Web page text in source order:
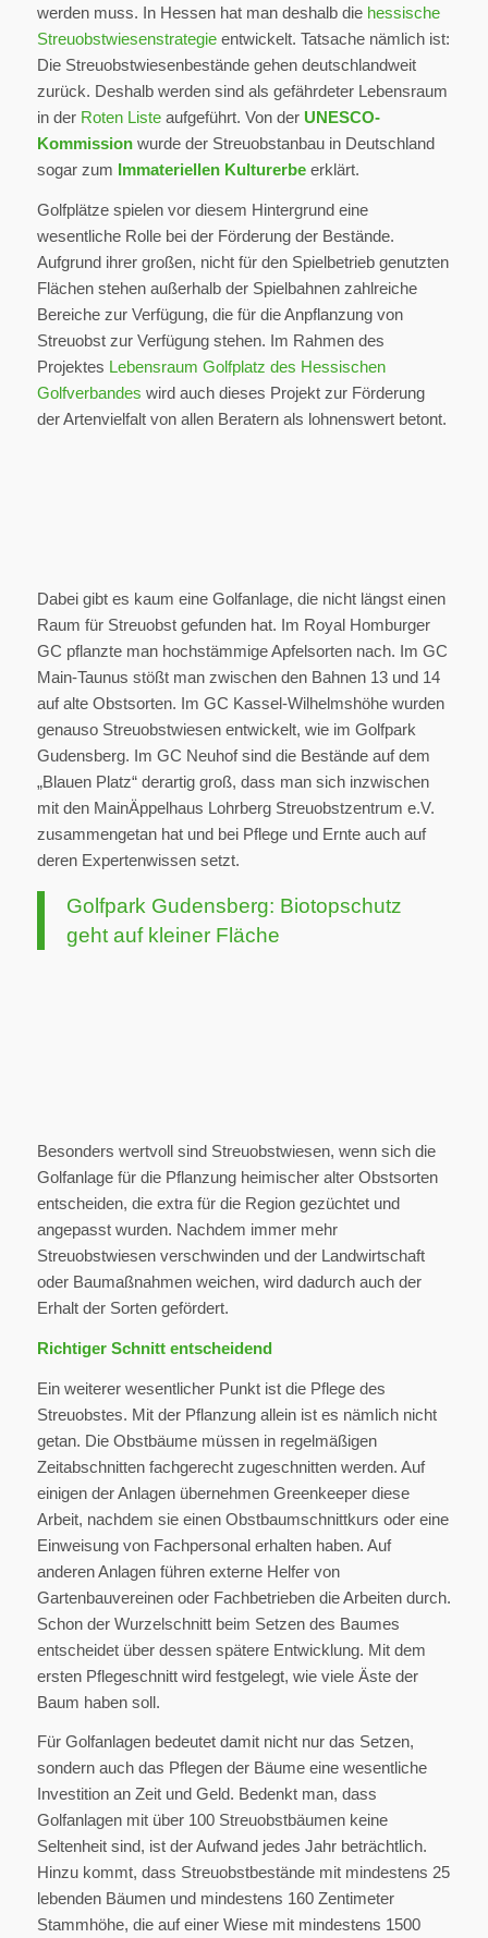
werden muss. In Hessen hat man deshalb die hessische
Streuobstwiesenstrategieentwickelt. Tatsache nämlich ist:
Die Streuobstwiesenbestände gehen deutschlandweit
zurück. Deshalb werden sind als gefährdeter Lebensraum
in der Roten Listeaufgeführt. Von der UNESCO-
Kommissionwurde der Streuobstanbau in Deutschland
sogar zum Immateriellen Kulturerbeerklärt.
Golfplätze spielen vor diesem Hintergrund eine
wesentliche Rolle bei der Förderung der Bestände.
Aufgrund ihrer großen, nicht für den Spielbetrieb genutzten
Flächen stehen außerhalb der Spielbahnen zahlreiche
Bereiche zur Verfügung, die für die Anpflanzung von
Streuobst zur Verfügung stehen. Im Rahmen des
Projektes Lebensraum Golfplatz des Hessischen
Golfverbandes wird auch dieses Projekt zur Förderung
der Artenvielfalt von allen Beratern als lohnenswert betont.
Dabei gibt es kaum eine Golfanlage, die nicht längst einen
Raum für Streuobst gefunden hat. Im Royal Homburger
GC pflanzte man hochstämmige Apfelsorten nach. Im GC
Main-Taunus stößt man zwischen den Bahnen 13 und 14
auf alte Obstsorten. Im GC Kassel-Wilhelmshöhe wurden
genauso Streuobstwiesen entwickelt, wie im Golfpark
Gudensberg. Im GC Neuhof sind die Bestände auf dem
„Blauen Platz“ derartig groß, dass man sich inzwischen
mit den MainÄppelhaus Lohrberg Streuobstzentrum e.V.
zusammengetan hat und bei Pflege und Ernte auch auf
deren Expertenwissen setzt.
Golfpark Gudensberg: Biotopschutz
geht auf kleiner Fläche
Besonders wertvoll sind Streuobstwiesen, wenn sich die
Golfanlage für die Pflanzung heimischer alter Obstsorten
entscheiden, die extra für die Region gezüchtet und
angepasst wurden. Nachdem immer mehr
Streuobstwiesen verschwinden und der Landwirtschaft
oder Baumaßnahmen weichen, wird dadurch auch der
Erhalt der Sorten gefördert.
Richtiger Schnitt entscheidend
Ein weiterer wesentlicher Punkt ist die Pflege des
Streuobstes. Mit der Pflanzung allein ist es nämlich nicht
getan. Die Obstbäume müssen in regelmäßigen
Zeitabschnitten fachgerecht zugeschnitten werden. Auf
einigen der Anlagen übernehmen Greenkeeper diese
Arbeit, nachdem sie einen Obstbaumschnittkurs oder eine
Einweisung von Fachpersonal erhalten haben. Auf
anderen Anlagen führen externe Helfer von
Gartenbauvereinen oder Fachbetrieben die Arbeiten durch.
Schon der Wurzelschnitt beim Setzen des Baumes
entscheidet über dessen spätere Entwicklung. Mit dem
ersten Pflegeschnitt wird festgelegt, wie viele Äste der
Baum haben soll.
Für Golfanlagen bedeutet damit nicht nur das Setzen,
sondern auch das Pflegen der Bäume eine wesentliche
Investition an Zeit und Geld. Bedenkt man, dass
Golfanlagen mit über 100 Streuobstbäumen keine
Seltenheit sind, ist der Aufwand jedes Jahr beträchtlich.
Hinzu kommt, dass Streuobstbestände mit mindestens 25
lebenden Bäumen und mindestens 160 Zentimeter
Stammhöhe, die auf einer Wiese mit mindestens 1500